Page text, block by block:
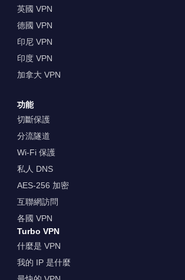
英國 VPN
德國 VPN
印尼 VPN
印度 VPN
加拿大 VPN
功能
切斷保護
分流隧道
Wi-Fi 保護
私人 DNS
AES-256 加密
互聯網訪問
各國 VPN
Turbo VPN
什麼是 VPN
我的 IP 是什麼